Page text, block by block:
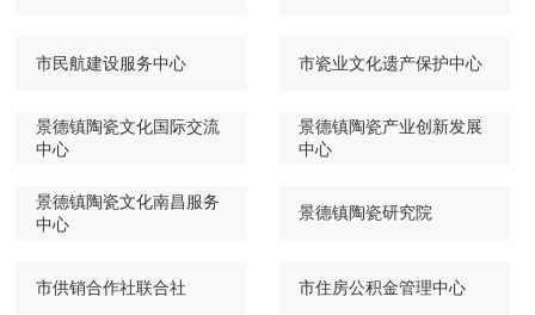
市民航建设服务中心 市瓷业文化遗产保护中心
景德镇陶瓷文化国际交流
中心
景德镇陶瓷产业创新发展
中心
景德镇陶瓷文化南昌服务
中心
景德镇陶瓷研究院
市供销合作社联合社 市住房公积金管理中心